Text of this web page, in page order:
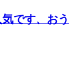
です、おう